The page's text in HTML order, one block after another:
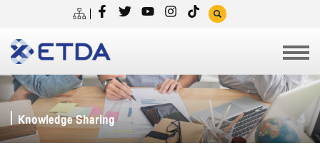
Knowledge Sharing